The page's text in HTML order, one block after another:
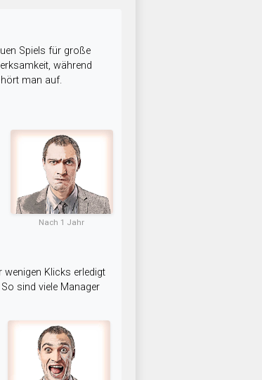
Spiels für große
während
man auf.
Nach 1 Jahr
Klicks erledigt
sind viele Manager